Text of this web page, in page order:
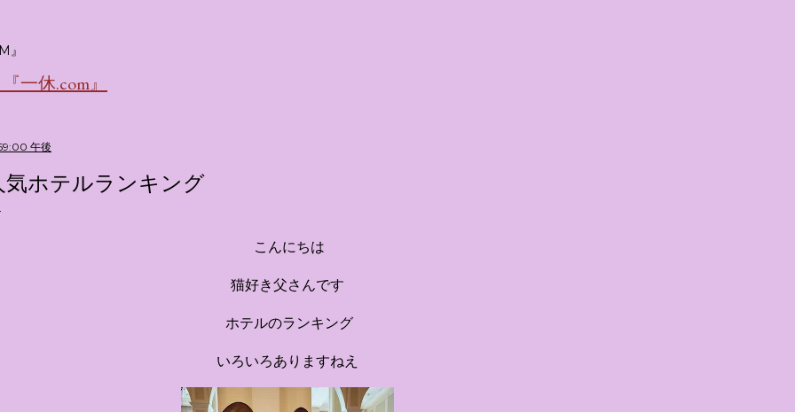
トーリー性の高い全11のテーマブースで構成されていま
かなエントランスロビーでルームキーを受け取り、まるで
ホテルに滞在するかのような没入感を味わいながら進んで
迎えてくれます。 幻想的な共有スペース ：きらめく光に満
ちたガーデンや、美しいボールルーム（舞踏会）、さらに
は本物の砂を使ったピンク色の美しいビーチ（ポチャッコ
』
一休.com』
午後
気ホテルランキング
こんにちは
猫好き父さんです
ホテルのランキング
いろいろありますねえ